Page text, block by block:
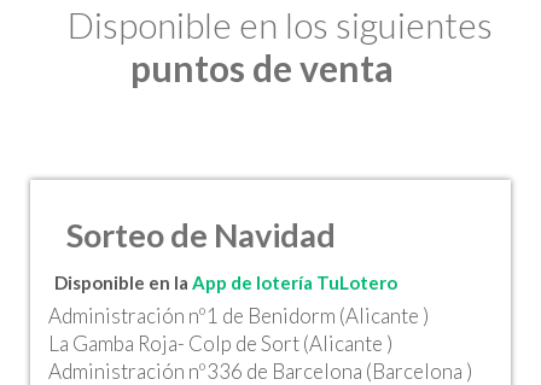
Disponible en los siguientes
puntos de venta
Sorteo de Navidad
Disponible en la App de lotería TuLotero
Administración nº1 de Benidorm (Alicante )
La Gamba Roja- Colp de Sort (Alicante )
Administración nº336 de Barcelona (Barcelona )